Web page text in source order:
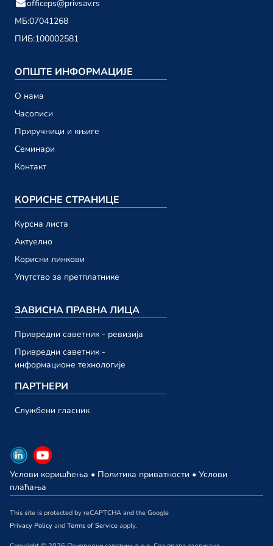
01. децембар
новембар 2023.
24. новембар
Привредни саветник ТВ 197
03. новембар
октобар 2023.
Привредни саветник ТВ 194
23. октобар
23. октобар
Привредни саветник ТВ 192
13. октобар
септембар 2023.
Привредни саветник ТВ 191
Привредни саветник ТВ 190
29. септембар
Привредни саветник ТВ 189
Привредни саветник ТВ 188
15. септембар
officeps@privsav.rs
МБ:07041268
ПИБ:100002581
ОПШТЕ ИНФОРМАЦИЈЕ
О намa
Часописи
Приручници и књиге
Семинари
Контакт
КОРИСНЕ СТРАНИЦЕ
Курсна листа
Актуелно
Корисни линкови
Упутство за претплатнике
ЗАВИСНА ПРАВНА ЛИЦА
Привредни саветник - ревизија
Привредни саветник -
информационе технологије
ПАРТНЕРИ
Службени гласник
Услови коришћења • Политика приватности • Услови
плаћања
This site is protected by reCAPTCHA and the Google
Privacy Policy and Terms of Service apply.